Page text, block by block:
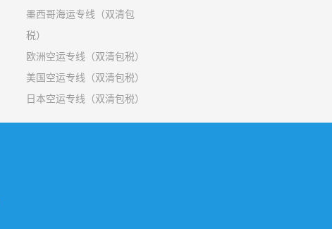
墨西哥海运专线（双清包
税）
欧洲空运专线（双清包税）
美国空运专线（双清包税）
日本空运专线（双清包税）